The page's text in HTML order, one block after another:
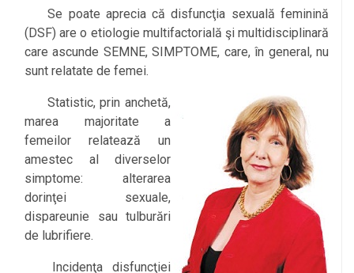
Se poate aprecia că disfuncţia sexuală feminină
(DSF) are o etiologie multifactorială şi multidisciplinară
care ascunde SEMNE, SIMPTOME, care, în general, nu
sunt relatate de femei.
Statistic, prin anchetă,
marea majoritate a
femeilor relatează un
amestec al diverselor
simptome: alterarea
dorinţei sexuale,
dispareunie sau tulburări
de lubrifiere.
Incidenţa disfuncţiei